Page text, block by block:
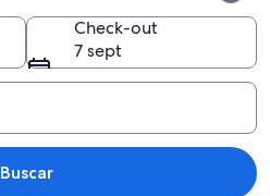
Un extenso complejo de templos
Check-out
7 sept
Buscar